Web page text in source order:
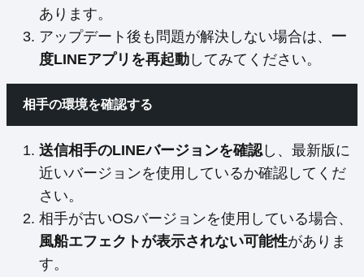
あります。
アップデート後も問題が解決しない場合は、 一
度LINEアプリを再起動 してみてください。
相手の環境を確認する
送信相手のLINEバージョンを確認し、最新版に
近いバージョンを使用しているか確認してくだ
さい。
相手が古いOSバージョンを使用している場合、
風船エフェクトが表示されない可能性がありま
す。